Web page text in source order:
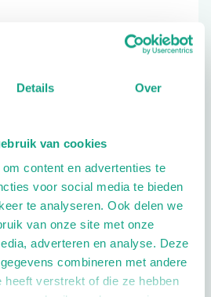
Details Over
van cookies
content en advertenties te
voor social media te bieden
te analyseren. Ook delen we
van onze site met onze
adverteren en analyse. Deze
combineren met andere
heeft verstrekt of die ze hebben
review